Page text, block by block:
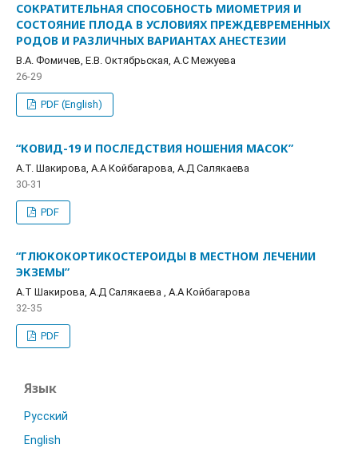
СОКРАТИТЕЛЬНАЯ СПОСОБНОСТЬ МИОМЕТРИЯ И
СОСТОЯНИЕ ПЛОДА В УСЛОВИЯХ ПРЕЖДЕВРЕМЕННЫХ
РОДОВ И РАЗЛИЧНЫХ ВАРИАНТАХ АНЕСТЕЗИИ
В.А. Фомичев, Е.В. Октябрьская, А.С Meжуева
26-29
PDF (English)
“КОВИД-19 И ПОСЛЕДСТВИЯ НОШЕНИЯ МАСОК”
A.T. Шакирова, А.А Койбагарова, А.Д Салякаева
30-31
PDF
“ГЛЮКОКОРТИКОСТЕРОИДЫ В МЕСТНОМ ЛЕЧЕНИИ
ЭКЗЕМЫ”
А.Т Шакирова, А.Д Салякаева , А.А Койбагарова
32-35
PDF
Язык
Русский
English